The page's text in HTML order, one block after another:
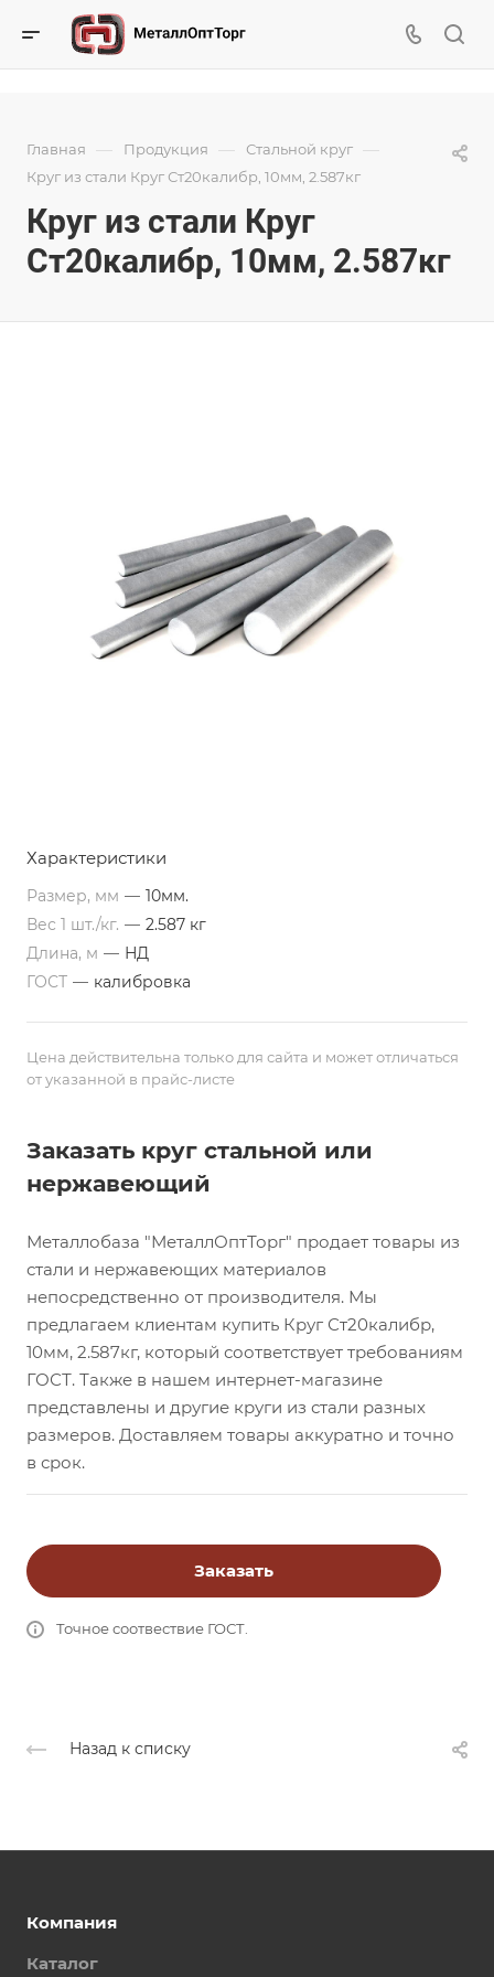
Главная — Продукция — Стальной круг —
Круг из стали Круг Ст20калибр, 10мм, 2.587кг
Круг из стали Круг
Ст20калибр, 10мм, 2.587кг
Характеристики
Размер, мм — 10мм.
Вес 1 шт./кг. — 2.587 кг
Длина, м — НД
ГОСТ — калибровка
Цена действительна только для сайта и может отличаться
от указанной в прайс-листе
Заказать круг стальной или
нержавеющий
Металлобаза "МеталлОптТорг" продает товары из
стали и нержавеющих материалов
непосредственно от производителя. Мы
предлагаем клиентам купить Круг Ст20калибр,
10мм, 2.587кг, который соответствует требованиям
ГОСТ. Также в нашем интернет-магазине
представлены и другие круги из стали разных
размеров. Доставляем товары аккуратно и точно
в срок.
Заказать
Точное соотвествие ГОСТ.
Назад к списку
Компания
Каталог